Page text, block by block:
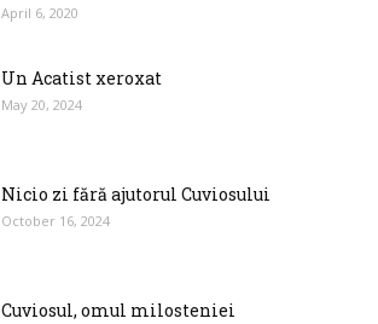
April 6, 2020
Un Acatist xeroxat
May 20, 2024
Nicio zi fără ajutorul Cuviosului
October 16, 2024
Cuviosul, omul milosteniei